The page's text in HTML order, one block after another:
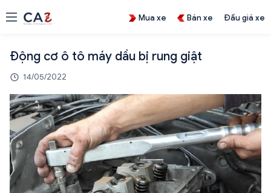
Mua xe Bán xe Đấu giá xe
Động cơ ô tô máy dầu bị rung giật
14/05/2022